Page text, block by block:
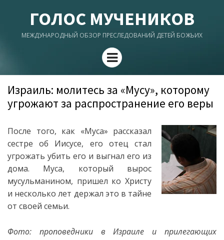
ГОЛОС МУЧЕНИКОВ
МЕЖДУНАРОДНЫЙ ОБЗОР ПРЕСЛЕДОВАНИЙ ДЕТЕЙ БОЖЬИХ
Menu
Израиль: молитесь за «Мусу», которому
угрожают за распространение его веры
После того, как «Муса» рассказал
сестре об Иисусе, его отец стал
угрожать убить его и выгнал его из
дома. Муса, который вырос
мусульманином, пришел ко Христу
и несколько лет держал это в тайне
от своей семьи.
Фото: проповедники в Израиле и прилегающих